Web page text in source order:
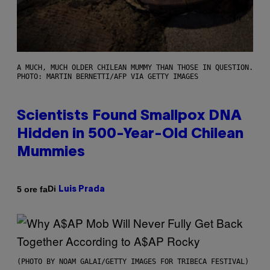
A MUCH, MUCH OLDER CHILEAN MUMMY THAN THOSE IN QUESTION.
PHOTO: MARTIN BERNETTI/AFP VIA GETTY IMAGES
Scientists Found Smallpox DNA
Hidden in 500-Year-Old Chilean
Mummies
5 ore faDi Luis Prada
(PHOTO BY NOAM GALAI/GETTY IMAGES FOR TRIBECA FESTIVAL)